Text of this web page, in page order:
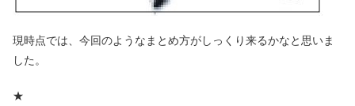
現時点では、今回のようなまとめ方がしっくり来るかなと思いま
した。
★